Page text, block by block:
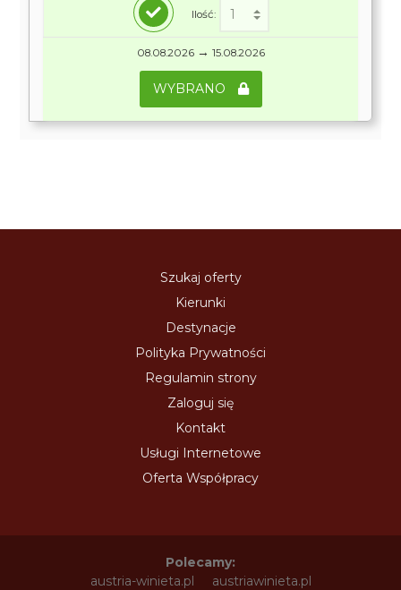
Ilość:
08.08.2026 → 15.08.2026
WYBRANO
Szukaj oferty
Kierunki
Destynacje
Polityka Prywatności
Regulamin strony
Zaloguj się
Kontakt
Usługi Internetowe
Oferta Współpracy
Polecamy:
austria-winieta.pl
austriawinieta.pl